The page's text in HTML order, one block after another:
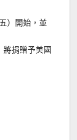
）開始，並
將捐贈予美國